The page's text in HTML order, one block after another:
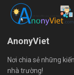
AnonyViet
Nơi chia sẻ những
nhà trường!